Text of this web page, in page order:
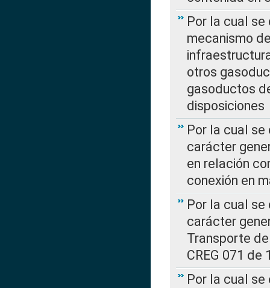
Por la cual se
mecanismo
otros
gasoductos
disposiciones
Por la cual
carácter
en relación
conexión en
Por la cual
carácter
Transporte
CREG 071 de
Por la cual